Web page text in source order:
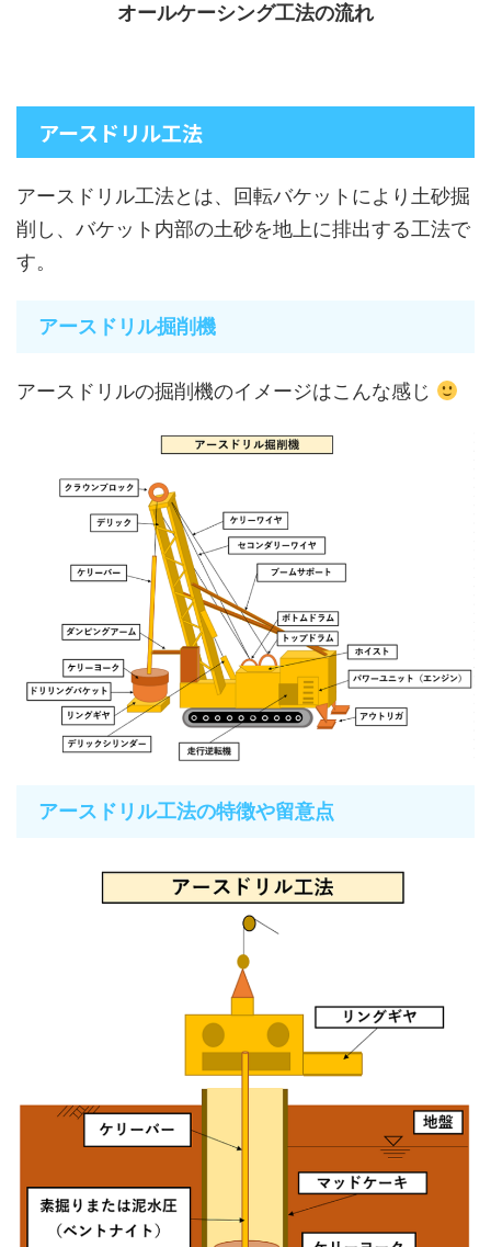
オールケーシング工法の流れ
アースドリル工法
アースドリル工法とは、回転バケットにより土砂掘
削し、バケット内部の土砂を地上に排出する工法で
す。
アースドリル掘削機
アースドリルの掘削機のイメージはこんな感じ
アースドリル工法の特徴や留意点